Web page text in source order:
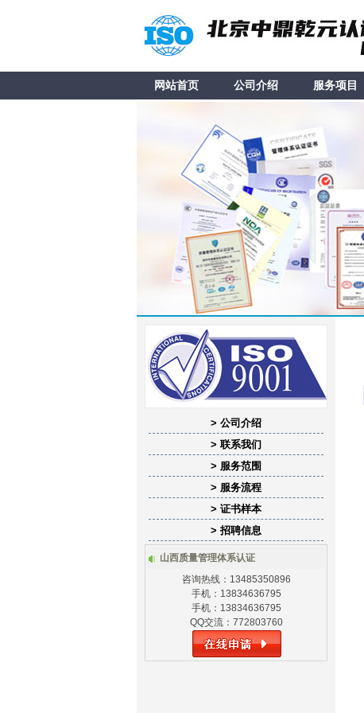
网站首页 公司介绍 服务项目
> 公司介绍
> 联系我们
> 服务范围
> 服务流程
> 证书样本
> 招聘信息
山西质量管理体系认证
咨询热线：13485350896
手机：13834636795
手机：13834636795
QQ交流：772803760